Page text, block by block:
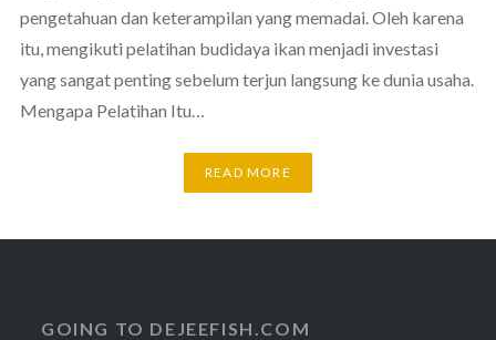
pengetahuan dan keterampilan yang memadai. Oleh karena
itu, mengikuti pelatihan budidaya ikan menjadi investasi
yang sangat penting sebelum terjun langsung ke dunia usaha.
Mengapa Pelatihan Itu…
READ MORE
GOING TO DEJEEFISH.COM